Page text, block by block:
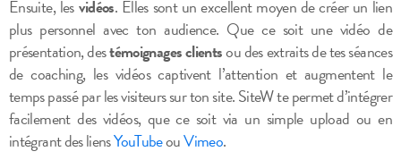
Ensuite, lesvidéos. Elles sont un excellent moyen de créer un lien
plus personnel avec ton audience. Que ce soit une vidéo de
présentation, destémoignages clientsou des extraits de tes séances
de coaching, les vidéos captivent l’attention et augmentent le
temps passé par les visiteurs sur ton site. SiteW te permet d’intégrer
facilement des vidéos, que ce soit via un simple upload ou en
intégrant des liensYouTubeouVimeo.